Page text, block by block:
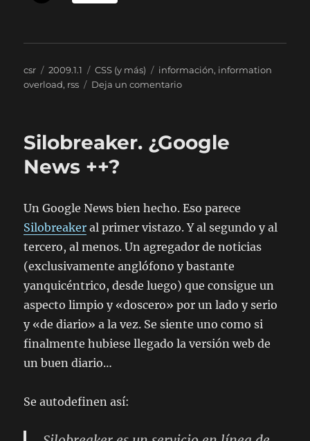
Autor
csr
Publicado
el
2009.1.1 Categorías
CSS (y más) Etiquetas
información, information
overload, rss Deja un comentarioen
vía
para
Silobreaker. ¿Google
News ++?
Un Google News bien hecho. Eso parece
Silobreaker al primer vistazo. Y al segundo y al
tercero, al menos. Un agregador de noticias
(exclusivamente anglófono y bastante
yanquicéntrico, desde luego) que consigue un
aspecto limpio y «doscero» por un lado y serio
y «de diario» a la vez. Se siente uno como si
finalmente hubiese llegado la versión web de
un buen diario…
Se autodefinen así: